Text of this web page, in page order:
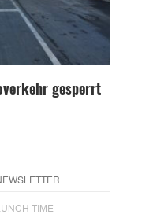
gesperrt
TIME